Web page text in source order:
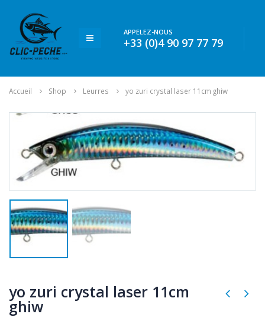
APPELEZ-NOUS
+33 (0)4 90 97 77 79
Accueil Shop Leurres yo zuri crystal laser 11cm ghiw
yo zuri crystal laser 11cm
ghiw